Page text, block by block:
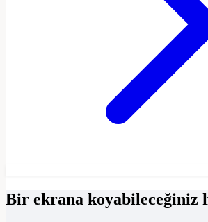
Bir ekrana koyabileceğiniz